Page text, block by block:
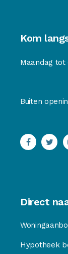
Kom
Maandag tot
Buiten
Direct
Hypotheek